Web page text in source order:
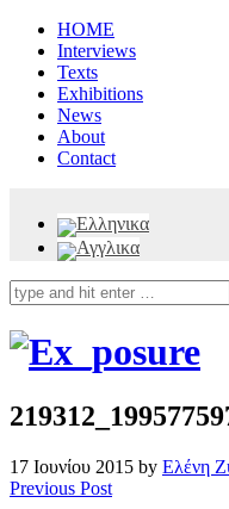
HOME
Interviews
Texts
Exhibitions
News
About
Contact
17 Ιουνίου 2015 by Ελένη
Previous Post